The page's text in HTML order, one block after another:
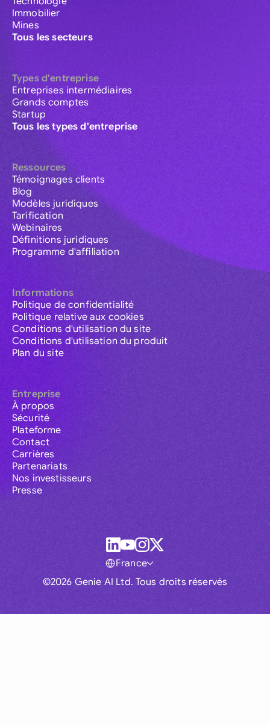
Immobilier
Mines
Tous les secteurs
Types d'entreprise
Entreprises intermédiaires
Grands comptes
Startup
Tous les types d'entreprise
Ressources
Témoignages clients
Blog
Modèles juridiques
Tarification
Webinaires
Définitions juridiques
Programme d'affiliation
Informations
Politique de confidentialité
Politique relative aux cookies
Conditions d'utilisation du site
Conditions d'utilisation du produit
Plan du site
Entreprise
À propos
Sécurité
Plateforme
Contact
Carrières
Partenariats
Nos investisseurs
Presse
©2026 Genie AI Ltd. Tous droits réservés
France
Global